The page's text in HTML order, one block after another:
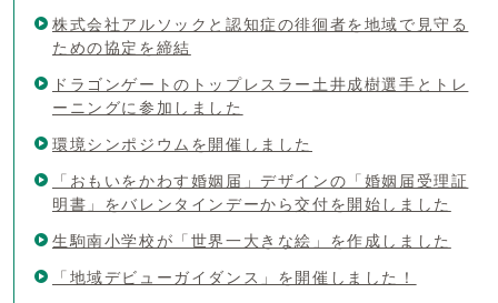
株式会社アルソックと認知症の徘徊者を地域で見守る
ための協定を締結
ドラゴンゲートのトップレスラー土井成樹選手とトレ
ーニングに参加しました
環境シンポジウムを開催しました
「おもいをかわす婚姻届」デザインの「婚姻届受理証
明書」をバレンタインデーから交付を開始しました
生駒南小学校が「世界一大きな絵」を作成しました
「地域デビューガイダンス」を開催しました！